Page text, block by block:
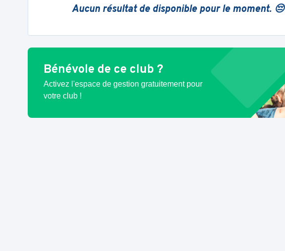
Aucun résultat de disponible pour le moment. 😔
Bénévole de ce club ?
Activez l'espace de gestion gratuitement pour
votre club !